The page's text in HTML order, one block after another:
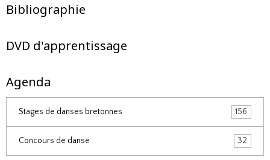
Bibliographie
DVD d'apprentissage
Agenda
Stages de danses bretonnes 156
Concours de danse 32